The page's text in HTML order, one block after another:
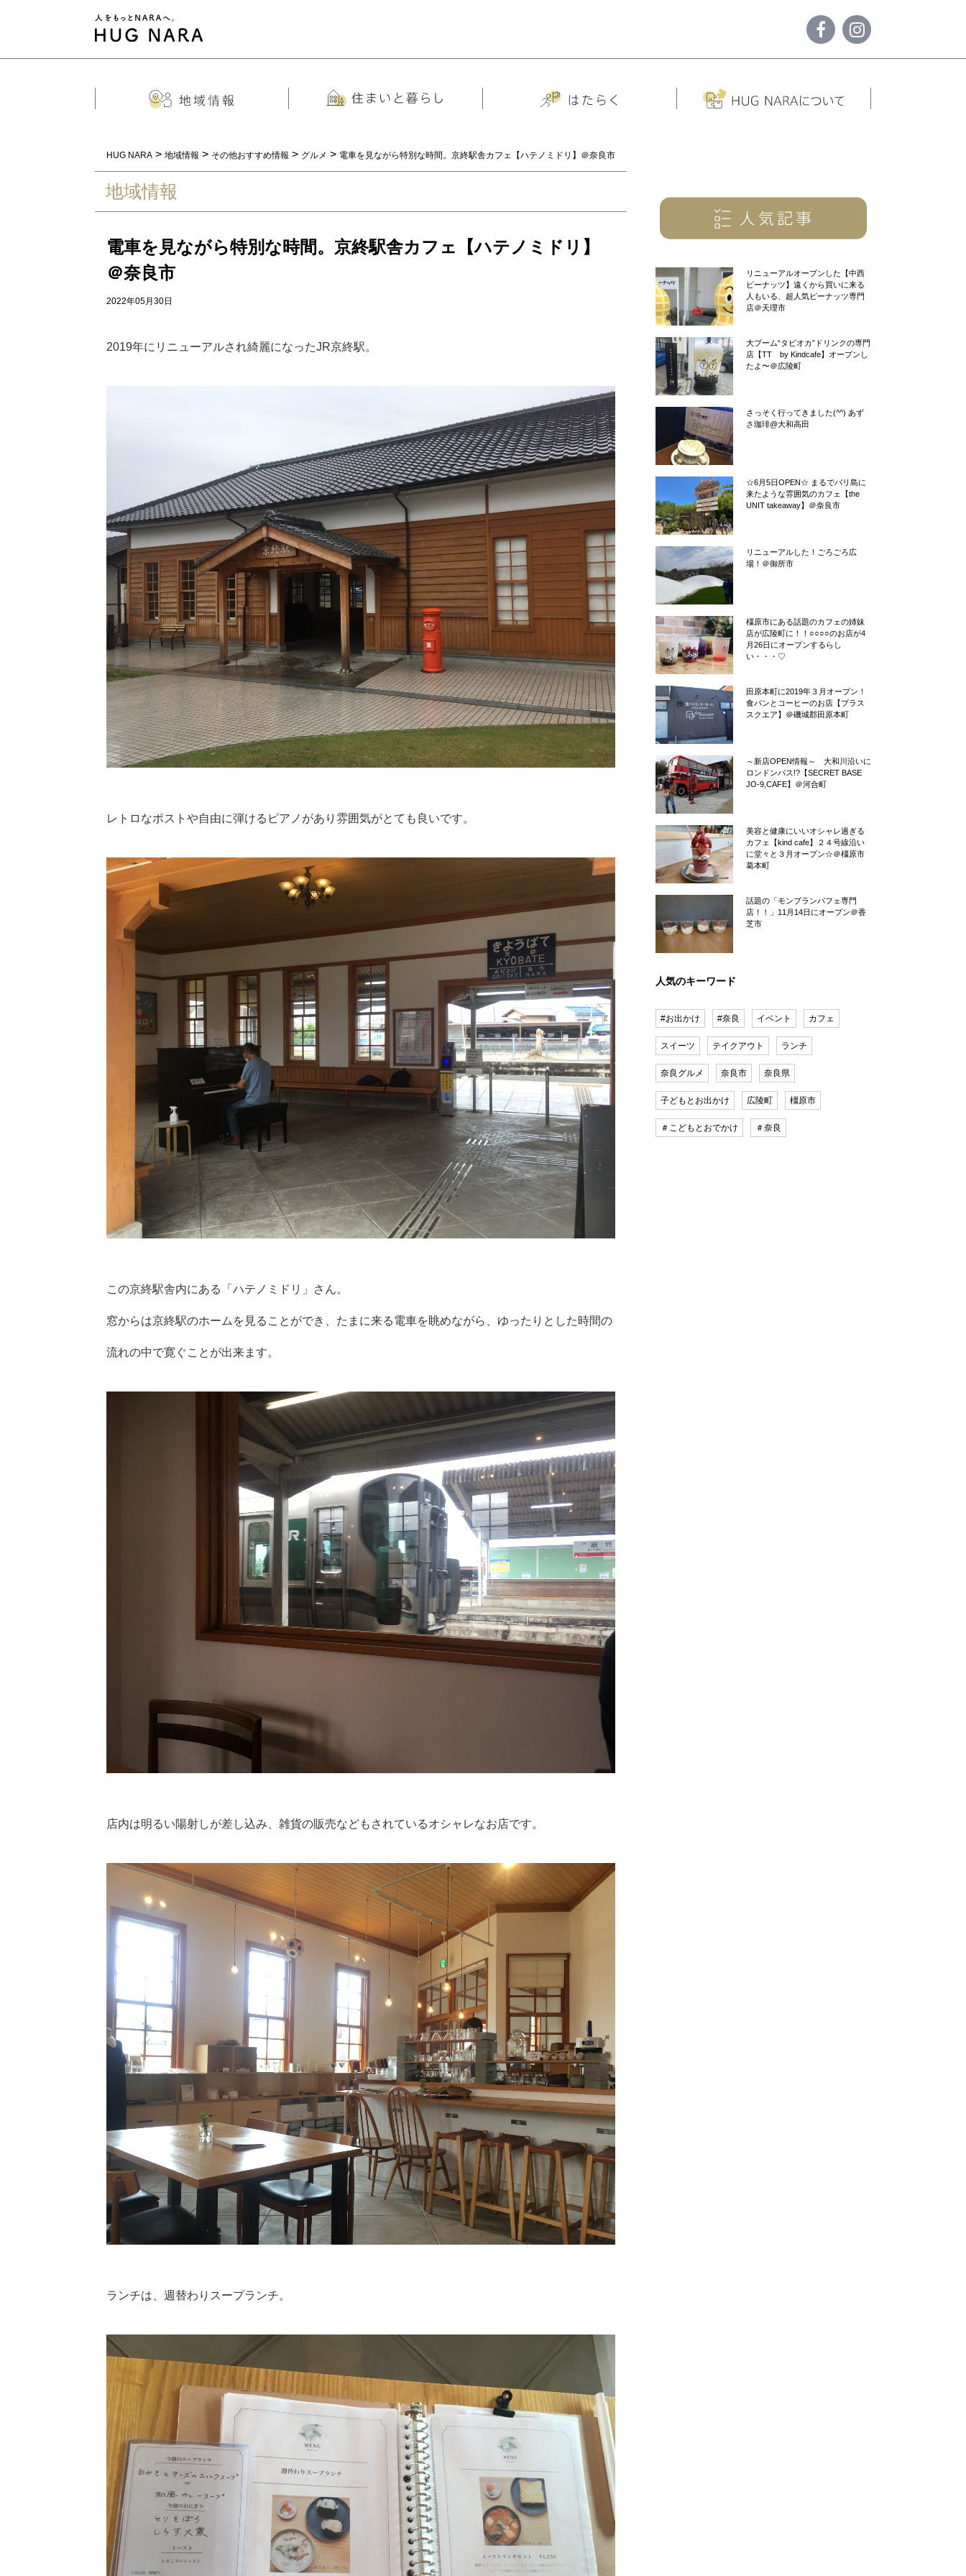
HUG NARA > 地域情報 > その他おすすめ情報 > グルメ > 電車を見ながら特別な時間。京終駅舎カフェ【ハテノミドリ】＠奈良市
地域情報
電車を見ながら特別な時間。京終駅舎カフェ【ハテノミドリ】
＠奈良市
2022年05月30日
2019年にリニューアルされ綺麗になったJR京終駅。
レトロなポストや自由に弾けるピアノがあり雰囲気がとても良いです。
この京終駅舎内にある「ハテノミドリ」さん。
窓からは京終駅のホームを見ることができ、たまに来る電車を眺めながら、ゆったりとした時間の
流れの中で寛ぐことが出来ます。
店内は明るい陽射しが差し込み、雑貨の販売などもされているオシャレなお店です。
ランチは、週替わりスープランチ。
リニューアルオープンした【中西
ピーナッツ】遠くから買いに来る
人もいる、超人気ピーナッツ専門
店＠天理市
大ブーム“タピオカ”ドリンクの専門
店【TT by Kindcafe】オープンし
たよ〜＠広陵町
さっそく行ってきました(^^) あず
さ珈琲@大和高田
☆6月5日OPEN☆ まるでバリ島に
来たような雰囲気のカフェ【the
UNIT takeaway】＠奈良市
リニューアルした！ごろごろ広
場！＠御所市
橿原市にある話題のカフェの姉妹
店が広陵町に！！○○○○のお店が4
月26日にオープンするらし
い・・・♡
田原本町に2019年３月オープン！
食パンとコーヒーのお店【プラス
スクエア】＠磯城郡田原本町
～新店OPEN情報～ 大和川沿いに
ロンドンバス!?【SECRET BASE
JO-9,CAFE】＠河合町
美容と健康にいいオシャレ過ぎる
カフェ【kind cafe】２４号線沿い
に堂々と３月オープン☆＠橿原市
葛本町
話題の「モンブランパフェ専門
店！！」11月14日にオープン＠香
芝市
人気のキーワード
#お出かけ #奈良 イベント カフェ
スイーツ テイクアウト ランチ
奈良グルメ 奈良市 奈良県
子どもとお出かけ 広陵町 橿原市
＃こどもとおでかけ ＃奈良